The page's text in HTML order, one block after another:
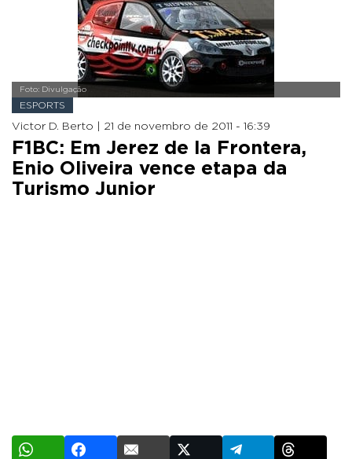
Foto: Divulgação
ESPORTS
Victor D. Berto | 21 de novembro de 2011 - 16:39
F1BC: Em Jerez de la Frontera,
Enio Oliveira vence etapa da
Turismo Junior